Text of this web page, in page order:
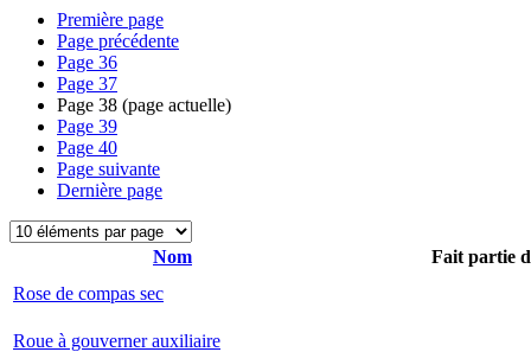
Première page
Page précédente
Page 36
Page 37
Page 38 (page actuelle)
Page 39
Page 40
Page suivante
Dernière page
Nom
Fait partie
Rose de compas sec
Roue à gouverner auxiliaire